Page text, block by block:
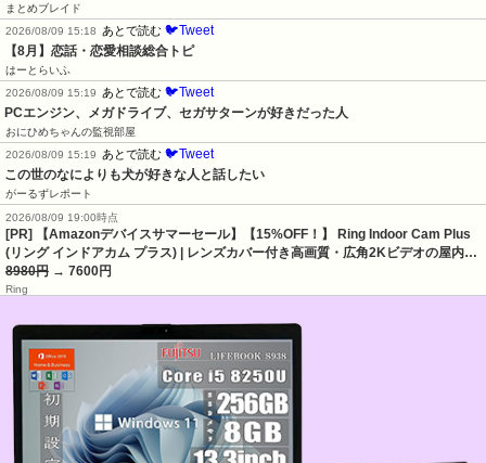
まとめブレイド
2026/08/09 15:18
あとで読む 🐦Tweet
【8月】恋話・恋愛相談総合トピ
はーとらいふ
2026/08/09 15:19
あとで読む 🐦Tweet
PCエンジン、メガドライブ、セガサターンが好きだった人
おにひめちゃんの監視部屋
2026/08/09 15:19
あとで読む 🐦Tweet
この世のなによりも犬が好きな人と話したい
がーるずレポート
2026/08/09 19:00時点
[PR] 【Amazonデバイスサマーセール】【15%OFF！】 Ring Indoor Cam Plus
(リング インドアカム プラス) | レンズカバー付き高画質・広角2Kビデオの屋内…
8980円 → 7600円
Ring